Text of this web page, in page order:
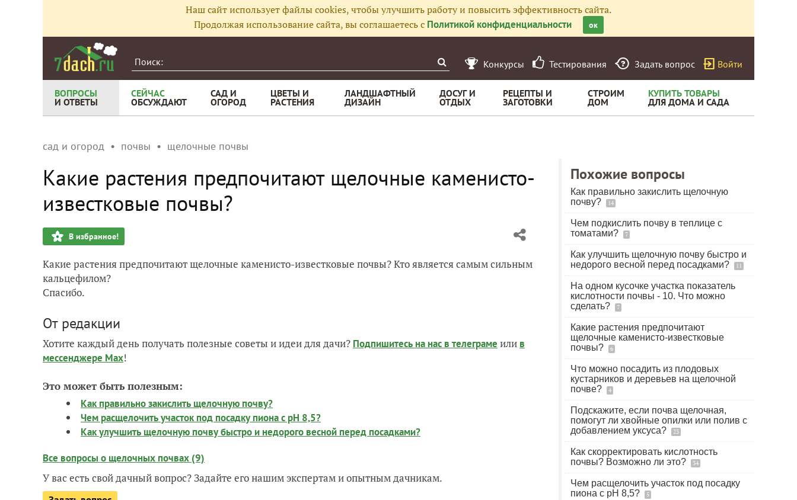
Наш сайт использует файлы cookies, чтобы улучшить работу и повысить эффективность сайта.
Продолжая использование сайта, вы соглашаетесь с Политикой конфиденциальности ок
Конкурсы Тестирования Задать вопрос Войти
ВОПРОСЫ
И ОТВЕТЫ
СЕЙЧАС
ОБСУЖДАЮТ
САД И
ОГОРОД
ЦВЕТЫ И
РАСТЕНИЯ
ЛАНДШАФТНЫЙ
ДИЗАЙН
ДОСУГ И
ОТДЫХ
РЕЦЕПТЫ И
ЗАГОТОВКИ
СТРОИМ
ДОМ
КУПИТЬ ТОВАРЫ
ДЛЯ ДОМА И САДА
сад и огород почвы щелочные почвы
Какие растения предпочитают щелочные каменисто-
известковые почвы?
В избранное!
Какие растения предпочитают щелочные каменисто-известковые почвы? Кто является самым сильным
кальцефилом?
Спасибо.
От редакции
Хотите каждый день получать полезные советы и идеи для дачи? Подпишитесь на нас в телеграме или в
мессенджере Max!
Это может быть полезным:
Как правильно закислить щелочную почву?
Чем расщелочить участок под посадку пиона с рН 8,5?
Как улучшить щелочную почву быстро и недорого весной перед посадками?
Все вопросы о щелочных почвах (9)
У вас есть свой дачный вопрос? Задайте его нашим экспертам и опытным дачникам.
Похожие вопросы
Как правильно закислить щелочную
почву?
14
Чем подкислить почву в теплице с
томатами?
7
Как улучшить щелочную почву быстро и
недорого весной перед посадками?
11
На одном кусочке участка показатель
кислотности почвы - 10. Что можно
сделать?
7
Какие растения предпочитают
щелочные каменисто-известковые
почвы?
6
Что можно посадить из плодовых
кустарников и деревьев на щелочной
почве?
4
Подскажите, если почва щелочная,
помогут ли хвойные опилки или полив с
добавлением уксуса?
23
Как скорректировать кислотность
почвы? Возможно ли это?
34
Чем расщелочить участок под посадку
пиона с рН 8,5?
5